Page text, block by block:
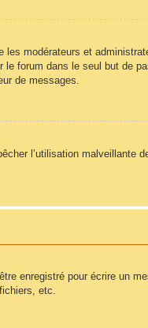
modérateurs et
forum dans le seul but de
de messages.
l’utilisation malveillante
enregistré pour écrire un
etc.